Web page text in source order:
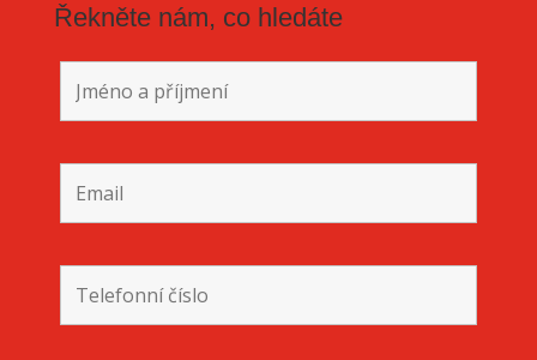
Řekněte nám, co hledáte